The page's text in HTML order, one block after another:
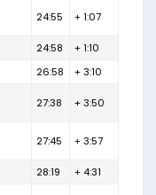
24:55 + 1:07
24:58
+ 1:10
26:58 + 3:10
27:38 + 3:50
27:45 + 3:57
28:19 + 4:31